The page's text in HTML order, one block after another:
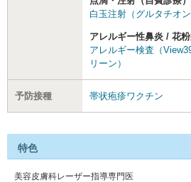
白玉注射（グルタチオン
アレルギー性鼻炎 / 花
アレルギー検査（
リーン）
予防接種 帯状疱疹ワクチン
特色
美容皮膚科レーザー指導専門医